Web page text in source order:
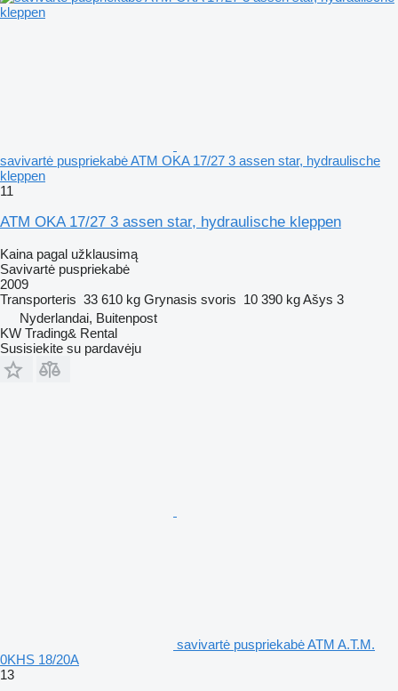
savivartė puspriekabė ATM OKA 17/27 3 assen star, hydraulische
kleppen
11
ATM OKA 17/27 3 assen star, hydraulische kleppen
Kaina pagal užklausimą
Savivartė puspriekabė
2009
Transporteris 33 610 kg Grynasis svoris 10 390 kgAšys 3
Nyderlandai, Buitenpost
KW Trading& Rental
Susisiekite su pardavėju
savivartė puspriekabė ATM A.T.M.
0KHS 18/20A
13